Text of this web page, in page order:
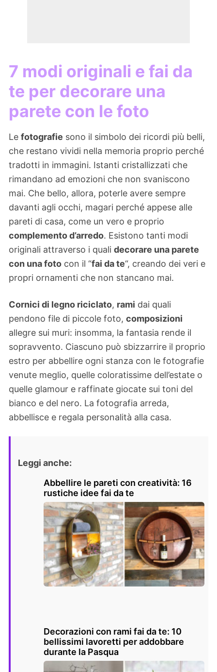
7 modi originali e fai da
te per decorare una
parete con le foto
Le fotografie sono il simbolo dei ricordi più belli,
che restano vividi nella memoria proprio perché
tradotti in immagini. Istanti cristallizzati che
rimandano ad emozioni che non svaniscono
mai. Che bello, allora, poterle avere sempre
davanti agli occhi, magari perché appese alle
pareti di casa, come un vero e proprio
complemento d’arredo. Esistono tanti modi
originali attraverso i quali decorare una parete
con una foto con il “fai da te“, creando dei veri e
propri ornamenti che non stancano mai.
Cornici di legno riciclato, rami dai quali
pendono file di piccole foto, composizioni
allegre sui muri: insomma, la fantasia rende il
sopravvento. Ciascuno può sbizzarrire il proprio
estro per abbellire ogni stanza con le fotografie
venute meglio, quelle coloratissime dell’estate o
quelle glamour e raffinate giocate sui toni del
bianco e del nero. La fotografia arreda,
abbellisce e regala personalità alla casa.
Leggi anche:
Abbellire le pareti con creatività: 16
rustiche idee fai da te
Decorazioni con rami fai da te: 10
bellissimi lavoretti per addobbare
durante la Pasqua